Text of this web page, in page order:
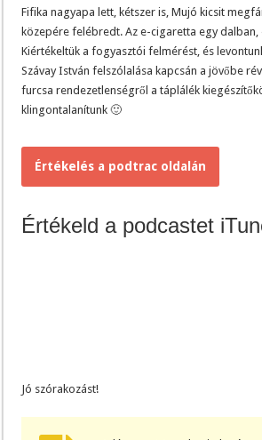
Fifika nagyapa lett, kétszer is, Mujó kicsit
közepére felébredt. Az e-cigaretta egy dalban,
Kiértékeltük a fogyasztói felmérést, és
Szávay István felszólalása kapcsán a jövőbe
furcsa rendezetlenségről a táplálék
klingontalanítunk 🙂
Értékelés a podtrac oldalán
Értékeld a podcastet
Jó szórakozást!